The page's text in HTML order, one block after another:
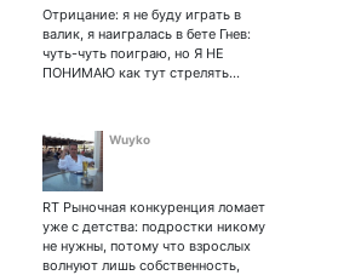
можно на бубсти
Отрицание: я не буду играть в
валик, я наигралась в бете Гнев:
чуть-чуть поиграю, но Я НЕ
ПОНИМАЮ как тут стрелять…
Wuyko
RT Рыночная конкуренция ломает
уже с детства: подростки никому
не нужны, потому что взрослых
волнуют лишь собственность,